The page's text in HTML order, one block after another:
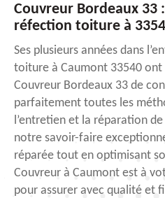
Couvreur Bordeaux 33
réfection toiture à
Ses plusieurs années dans
toiture à Caumont 33540
Couvreur Bordeaux 33 de
parfaitement toutes les
l’entretien et la réparation
notre savoir-faire
réparée tout en optimisant
Couvreur à Caumont est à
pour assurer avec qualité et